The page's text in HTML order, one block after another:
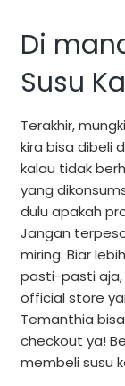
Di
Susu
Terakhir,
kira bisa dibeli
kalau tidak
yang
dulu apakah
Jangan
miring. Biar
pasti-pasti aja,
official store
Temanthia
checkout ya!
membeli susu